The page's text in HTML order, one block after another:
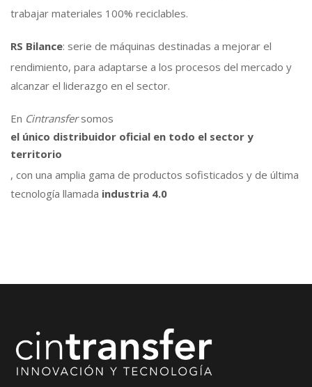
trabajar materiales 100% reciclables.
RS Bilance: serie de máquinas destinadas a mejorar el
rendimiento, para adaptarse a los procesos del mercado y
alcanzar el liderazgo en el sector.
En Cintransfersomos
el único distribuidor oficial en todo el sector y
territorio
, con una amplia gama de productos sofisticados y de última
tecnología llamada industria 4.0